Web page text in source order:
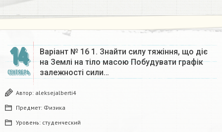
14
СЕНТЯБРЬ
Варiант № 16 1. Знайти силу тяжіння, що діє
на Землi на тiло масою Побудувати графік
залежності сили…
Автор: aleksejalberti4
Предмет: Физика
Уровень: студенческий